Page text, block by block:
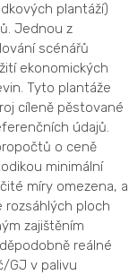
plantáží)
Jednou z
scénářů
ekonomických
Tyto plantáže
cíleně pěstované
údajů.
o ceně
minimální
míry omezena, a
rozsáhlých ploch
zajištěním
reálné
GJ v palivu